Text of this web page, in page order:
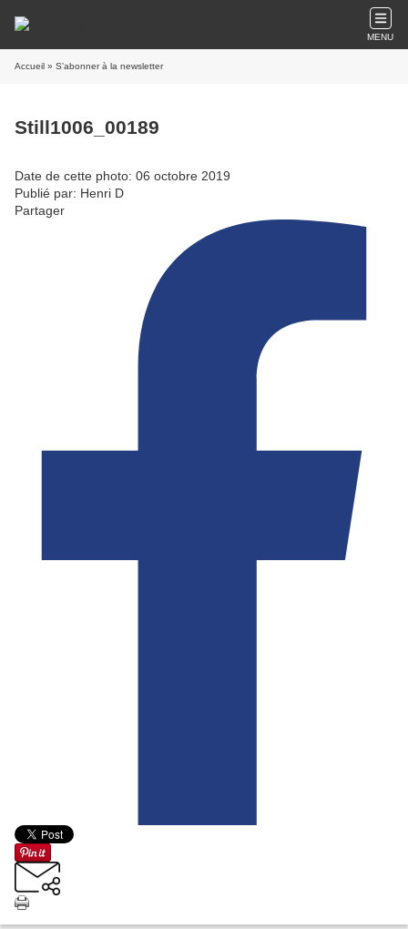
MENU
Accueil » S'abonner à la newsletter
Still1006_00189
Date de cette photo: 06 octobre 2019
Publié par: Henri D
Partager